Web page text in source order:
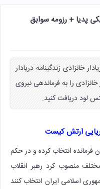
پدیا + رزومه سوابق
خانزادی زندگینامه دریادار
را به فرماندهی نیروی
لود دریافت کنید.
ارتش کیست
فرمانده انتخاب کرده و در حکم
منصوب کرد رهبر انقلاب
اسلامی ایران انتخاب کنند